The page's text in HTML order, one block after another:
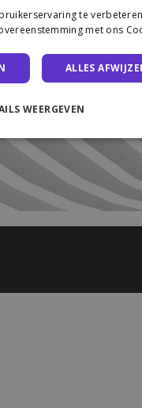
te
met ons
ALLES
WEERGEVEN